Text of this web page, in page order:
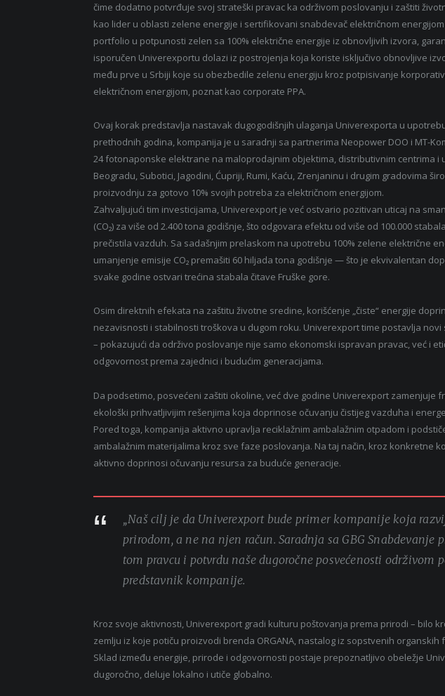
čime dodatno potvrđuje svoj strateški pravac ka održivom poslovanju i zaštiti
kao lider u oblasti zelene energije i sertifikovani snabdevač električnom
portfolio u potpunosti zelen sa 100% električne energije iz obnovljivih izvora,
isporučen Univerexportu dolazi iz postrojenja koja koriste isključivo obnovljive
među prve u Srbiji koje su obezbedile zelenu energiju kroz potpisivanje
električnom energijom, poznat kao corporate PPA.
Ovaj korak predstavlja nastavak dugogodišnjih ulaganja Univerexporta u
prethodnih godina, kompanija je u saradnji sa partnerima Neopower DOO i MT-
24 fotonaponske elektrane na maloprodajnim objektima, distributivnim centrima i
Beogradu, Subotici, Jagodini, Ćupriji, Rumi, Kaću, Zrenjaninu i drugim gradovima
proizvodnju za gotovo 10% svojih potreba za električnom energijom.
Zahvaljujući tim investicijama, Univerexport je već ostvario pozitivan uticaj na
(CO₂) za više od 2.400 tona godišnje, što odgovara efektu od više od 100.000
prečistila vazduh. Sa sadašnjim prelaskom na upotrebu 100% zelene električne
umanjenje emisije CO₂ premašiti 60 hiljada tona godišnje — što je ekvivalentan
svake godine ostvari trećina stabala čitave Fruške gore.
Osim direktnih efekata na zaštitu životne sredine, korišćenje „čiste“ energije
nezavisnosti i stabilnosti troškova u dugom roku. Univerexport time postavlja
– pokazujući da održivo poslovanje nije samo ekonomski ispravan pravac, već i
odgovornost prema zajednici i budućim generacijama.
Da podsetimo, posvećeni zaštiti okoline, već dve godine Univerexport zamenjuje
ekološki prihvatljivijim rešenjima koja doprinose očuvanju čistijeg vazduha i
Pored toga, kompanija aktivno upravlja reciklažnim ambalažnim otpadom i
ambalažnim materijalima kroz sve faze poslovanja. Na taj način, kroz konkretne
aktivno doprinosi očuvanju resursa za buduće generacije.
„Naš cilj je da Univerexport bude primer kompanije koja
prirodom, a ne na njen račun. Saradnja sa GBG Snabdevanje
tom pravcu i potvrdu naše dugoročne posvećenosti održivom
predstavnik kompanije.
Kroz svoje aktivnosti, Univerexport gradi kulturu poštovanja prema prirodi – bilo
zemlju iz koje potiču proizvodi brenda ORGANA, nastalog iz sopstvenih organskih
Sklad između energije, prirode i odgovornosti postaje prepoznatljivo obeležje
dugoročno, deluje lokalno i utiče globalno.